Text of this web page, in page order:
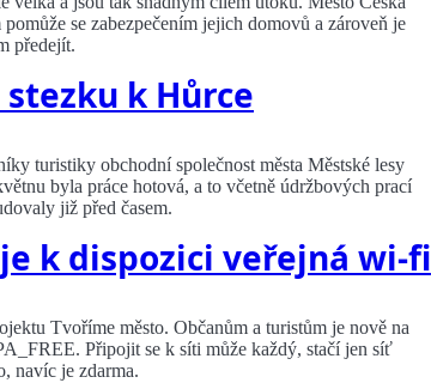
se zabezpečením jejich domovů a zároveň je
předejít.
k Hůrce
turistiky obchodní společnost města Městské lesy
byla práce hotová, a to včetně údržbových prací
již před časem.
k dispozici veřejná wi-fi
Tvoříme město. Občanům a turistům je nově na
Připojit se k síti může každý, stačí jen síť
navíc je zdarma.